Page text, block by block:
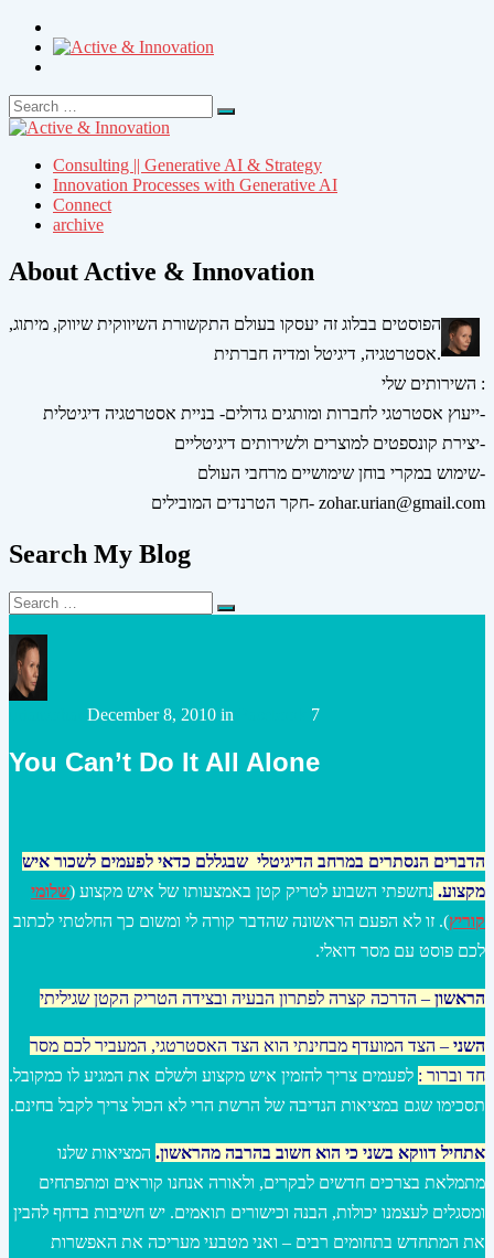
Search
for:
Search
Consulting || Generative AI & Strategy
Innovation Processes with Generative AI
Connect
archive
About Active & Innovation
הפוסטים בבלוג זה יעסקו בעולם התקשורת השיווקית שיווק, מיתוג,
אסטרטגיה, דיגיטל ומדיה חברתית.
השירותים שלי :
ייעוץ אסטרטגי לחברות ומותגים גדולים- בניית אסטרטגיה דיגיטלית-
יצירת קונספטים למוצרים ולשירותים דיגיטליים-
שימוש במקרי בוחן שימושיים מרחבי העולם-
חקר הטרנדים המובילים- zohar.urian@gmail.com
Search My Blog
Search
for:
Search
December 8, 2010 in 7
You Can’t Do It All Alone
הדברים הנסתרים במרחב הדיגיטלי שבגללם כדאי לפעמים לשכור איש
מקצוע. נחשפתי השבוע לטריק קטן באמצעותו של איש מקצוע (שלומי
קוריץ). זו לא הפעם הראשונה שהדבר קורה לי ומשום כך החלטתי לכתוב
לכם פוסט עם מסר דואלי.
הראשון – הדרכה קצרה לפתרון הבעיה ובצידה הטריק הקטן שגיליתי
השני – הצד המועדף מבחינתי הוא הצד האסטרטגי, המעביר לכם מסר
חד וברור : לפעמים צריך להזמין איש מקצוע ולשלם את המגיע לו כמקובל.
תסכימו שגם במציאות הנדיבה של הרשת הרי לא הכול צריך לקבל בחינם.
אתחיל דווקא בשני כי הוא חשוב בהרבה מהראשון. המציאות שלנו
מתמלאת בצרכים חדשים לבקרים, ולאורה אנחנו קוראים ומתפתחים
ומסגלים לעצמנו יכולות, הבנה וכישורים תואמים. יש חשיבות בדחף להבין
את המתחדש בתחומים רבים – ואני מטבעי מעריכה את האפשרות